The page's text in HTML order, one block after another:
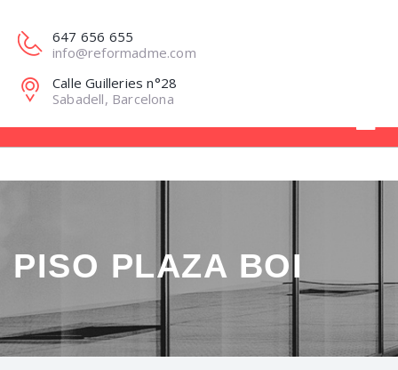
647 656 655
info@reformadme.com
Calle Guilleries n°28
Sabadell, Barcelona
PISO PLAZA BOI